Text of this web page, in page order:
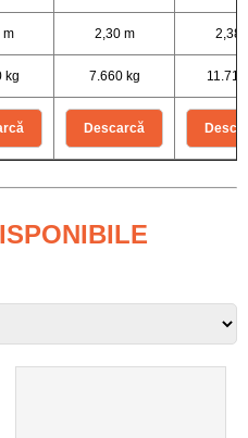
m 2,30 m 2,38
kg 7.660 kg
Descarcă